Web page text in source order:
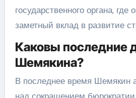
государственного органа, где
заметный вклад в развитие
Каковы последние
Шемякина?
В последнее время Шемякин